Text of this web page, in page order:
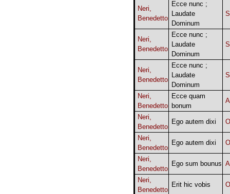
Neri,
Benedetto
Ecce nunc ;
Laudate
Dominum
Neri,
Benedetto
Ecce nunc ;
Laudate
Dominum
Neri,
Benedetto
Ecce nunc ;
Laudate
Dominum
Neri,
Benedetto
Ecce quam
bonum
Neri,
Benedetto
Ego autem dixi
Neri,
Benedetto
Ego autem dixi
Neri,
Benedetto
Ego sum bounus
Neri,
Benedetto
Erit hic vobis